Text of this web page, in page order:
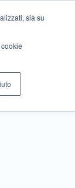
sia su